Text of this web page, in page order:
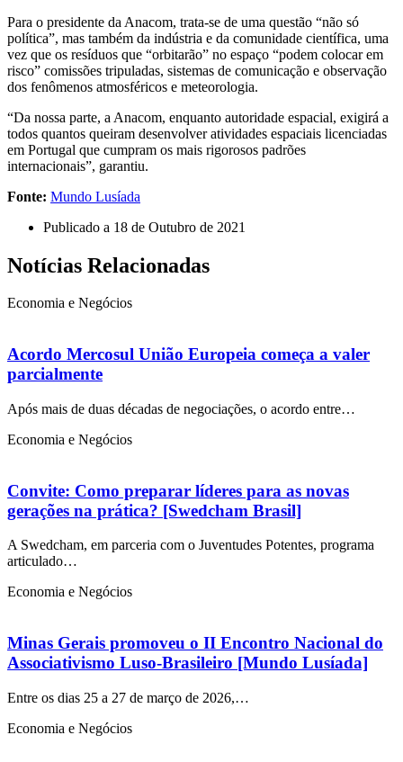
Para o presidente da Anacom, trata-se de uma questão “não só
política”, mas também da indústria e da comunidade científica, uma
vez que os resíduos que “orbitarão” no espaço “podem colocar em
risco” comissões tripuladas, sistemas de comunicação e observação
dos fenômenos atmosféricos e meteorologia.
“Da nossa parte, a Anacom, enquanto autoridade espacial, exigirá a
todos quantos queiram desenvolver atividades espaciais licenciadas
em Portugal que cumpram os mais rigorosos padrões
internacionais”, garantiu.
Fonte: Mundo Lusíada
Publicado a 18 de Outubro de 2021
Notícias Relacionadas
Economia e Negócios
Acordo Mercosul União Europeia começa a valer
parcialmente
Após mais de duas décadas de negociações, o acordo entre…
Economia e Negócios
Convite: Como preparar líderes para as novas
gerações na prática? [Swedcham Brasil]
A Swedcham, em parceria com o Juventudes Potentes, programa
articulado…
Economia e Negócios
Minas Gerais promoveu o II Encontro Nacional do
Associativismo Luso-Brasileiro [Mundo Lusíada]
Entre os dias 25 a 27 de março de 2026,…
Economia e Negócios